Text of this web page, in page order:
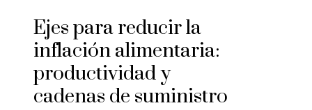
Ejes para reducir la
inflación alimentaria:
productividad y
cadenas de suministro